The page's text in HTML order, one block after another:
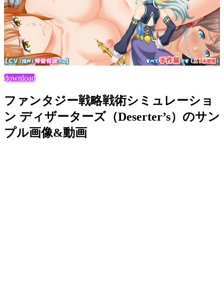
download
ファンタジー戦略戦術シミュレーショ
ン ディザーターズ（Deserter’s）のサン
プル画像&動画